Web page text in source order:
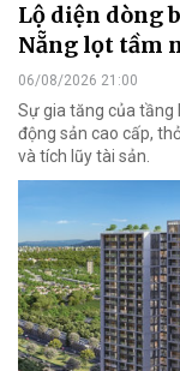
Lộ diện dòng
Nẵng lọt tầm
06/08/2026 21:00
Sự gia tăng của tầng
động sản cao cấp,
và tích lũy tài sản.